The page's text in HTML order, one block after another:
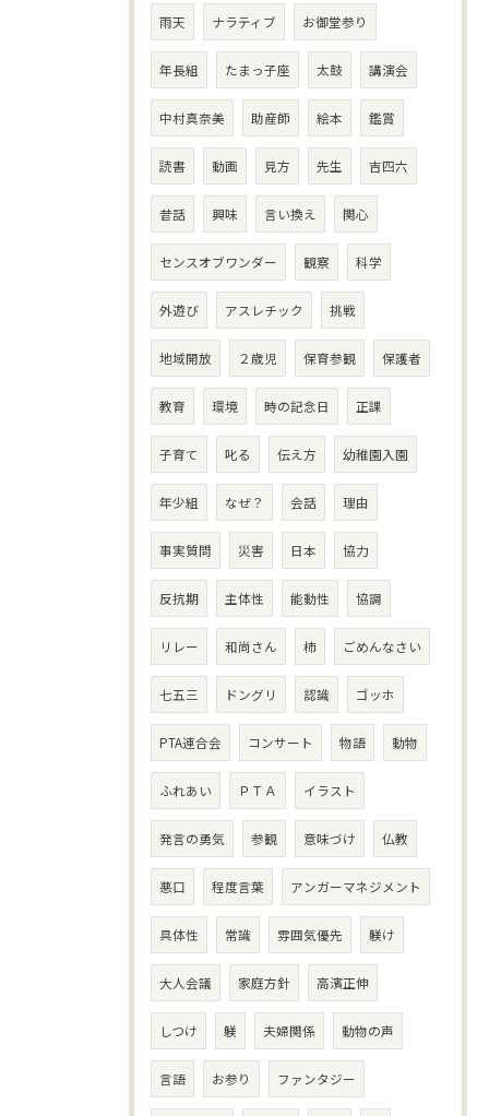
雨天 ナラティブ お御堂参り
年長組 たまっ子座 太鼓 講演会
中村真奈美 助産師 絵本 鑑賞
読書 動画 見方 先生 吉四六
昔話 興味 言い換え 関心
センスオブワンダー 観察 科学
外遊び アスレチック 挑戦
地域開放 ２歳児 保育参観 保護者
教育 環境 時の記念日 正課
子育て 叱る 伝え方 幼稚園入園
年少組 なぜ？ 会話 理由
事実質問 災害 日本 協力
反抗期 主体性 能動性 協調
リレー 和尚さん 柿 ごめんなさい
七五三 ドングリ 認識 ゴッホ
PTA連合会 コンサート 物語 動物
ふれあい ＰＴＡ イラスト
発言の勇気 参観 意味づけ 仏教
悪口 程度言葉 アンガーマネジメント
具体性 常識 雰囲気優先 躾け
大人会議 家庭方針 高濱正伸
しつけ 躾 夫婦関係 動物の声
言語 お参り ファンタジー